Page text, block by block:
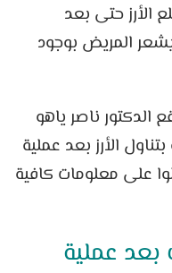
حتى بعد
المريض بوجود
ناصر ياهو
الأرز بعد عملية
على معلومات كافية
بعد عملية